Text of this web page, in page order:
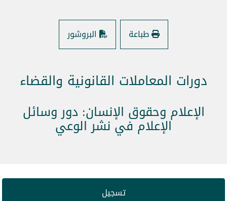
طباعة البروشور
دورات المعاملات القانونية والقضاء
الإعلام وحقوق الإنسان: دور وسائل
الإعلام في نشر الوعي
تسجيل